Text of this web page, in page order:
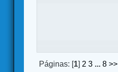
Páginas: [1] 2 3 ... 8 >>